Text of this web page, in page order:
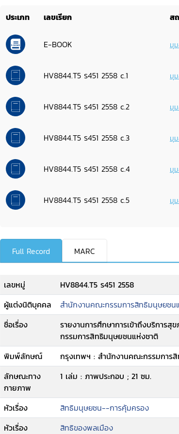
ประเภท เลขเรียก ส
E-BOOK มุ
HV8844.T5 ร451 2558 c.1 มุ
HV8844.T5 ร451 2558 c.2 มุ
HV8844.T5 ร451 2558 c.3 มุ
HV8844.T5 ร451 2558 c.4 มุ
HV8844.T5 ร451 2558 c.5 มุ
Full Record MARC
เลขหมู่
HV8844.T5 ร451 2558
ผู้แต่งนิติบุคคล
สำนักงานคณะกรรมการสิทธิมนุษยชน
ชื่อเรื่อง
รายงานการศึกษาการเข้าถึงบริการ
กรรมการสิทธิมนุษยชนแห่งชาติ
พิมพ์ลักษณ์
กรุงเทพฯ : สำนักงานคณะกรรมการ
ลักษณะทาง
กายภาพ
1 เล่ม : ภาพประกอบ ; 21 ซม.
หัวเรื่อง
สิทธิมนุษยชน--การคุ้มครอง
หัวเรื่อง
สิทธิของพลเมือง